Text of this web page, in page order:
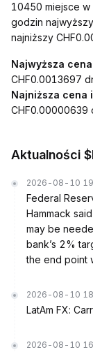
10450 miejsce
godzin
najniższy
Najwyższa
CHF0.0013697
Najniższa cena
Aktualności
2026-08-10
Federal
Hammack
may be
bank’s 2%
the end point
2026-08-10
LatAm FX:
2026-08-10